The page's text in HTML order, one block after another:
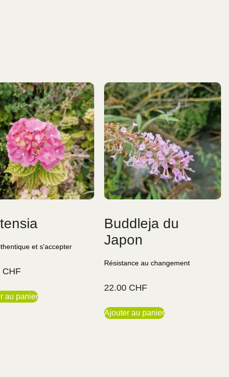
et s'accepter
CHF
au panier
Buddleja du
Japon
Résistance au changement
22.00 CHF
Ajouter au panier